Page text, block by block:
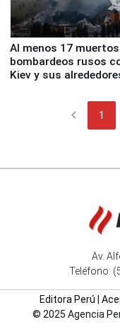
Al menos 17 muertos
bombardeos rusos
Kiev y sus
chevron_left 1
Av.
Teléfono:
Editora Perú
© 2025 Agencia